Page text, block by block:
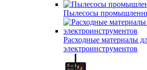
Пылесосы
Расходные материалы
электроинструментов